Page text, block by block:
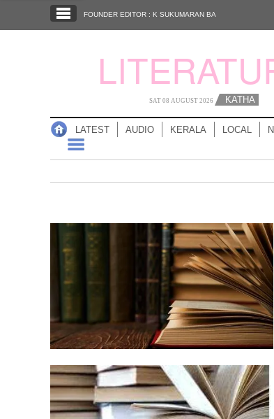
KERALA
CASE DIARY
OPINION
PHOTOS
FOUNDER EDITOR : K SUKUMARAN BA
SAT 08 AUGUST 2026 KATHA
LATEST AUDIO KERALA LOCAL